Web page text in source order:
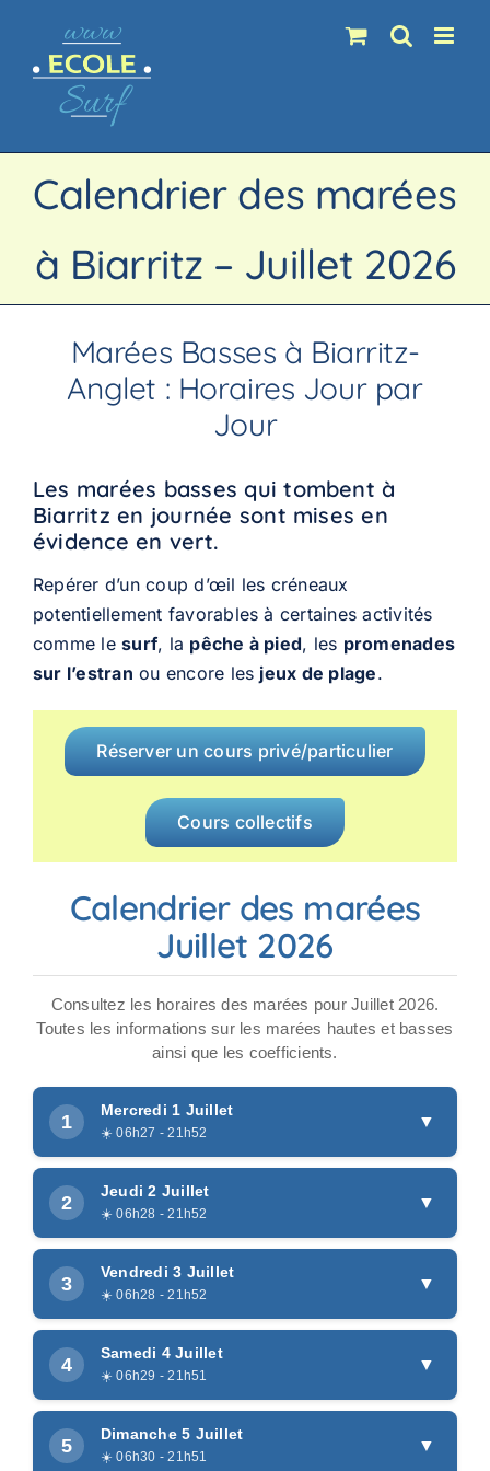
contenu
Calendrier des marées
à Biarritz – Juillet 2026
Marées Basses à Biarritz-
Anglet : Horaires Jour par
Jour
Les marées basses qui tombent à
Biarritz en journée sont mises en
évidence en vert.
Repérer d’un coup d’œil les créneaux
potentiellement favorables à certaines activités
comme lesurf, la pêche à pied, les promenades
sur l’estran ou encore les jeux de plage.
Réserver un cours privé/particulier
Cours collectifs
Calendrier des marées
Juillet 2026
Consultez les horaires des marées pour Juillet 2026.
Toutes les informations sur les marées hautes et basses
ainsi que les coefficients.
1
Mercredi 1 Juillet
☀️ 06h27 - 21h52
▼
12h16 1.28m
Marées hautes
06h21 3.65m
18h34 3.89m
2
Jeudi 2 Juillet
☀️ 06h28 - 21h52
▼
12h49 1.26m
Marées hautes
06h55 3.66m
3
Vendredi 3 Juillet
☀️ 06h28 - 21h52
▼
13h24 1.26m
4
Samedi 4 Juillet
☀️ 06h29 - 21h51
▼
5
Dimanche 5 Juillet
☀️ 06h30 - 21h51
▼